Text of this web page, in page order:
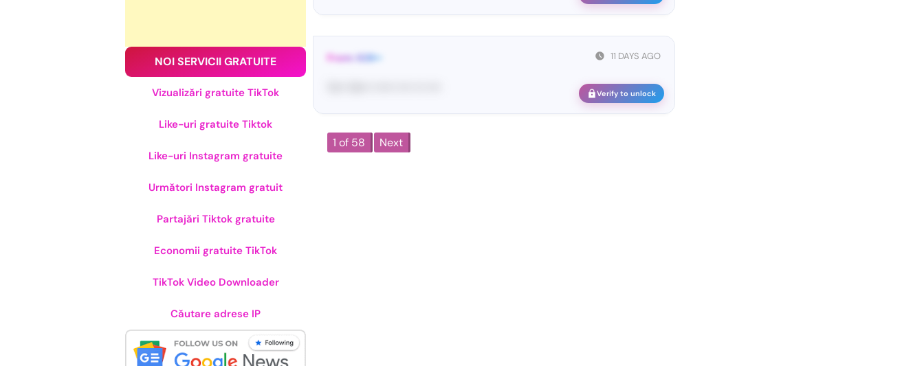
NOI SERVICII GRATUITE
Vizualizări gratuite TikTok
Like-uri gratuite Tiktok
Like-uri Instagram gratuite
Următori Instagram gratuit
Partajări Tiktok gratuite
Economii gratuite TikTok
TikTok Video Downloader
Căutare adrese IP
11 DAYS AGO
From: 628••
Verify to unlock
1 of 58 Next